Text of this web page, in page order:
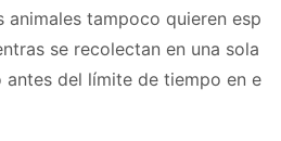
tampoco quieren esp
se recolectan en una sola
antes del límite de tiempo en e